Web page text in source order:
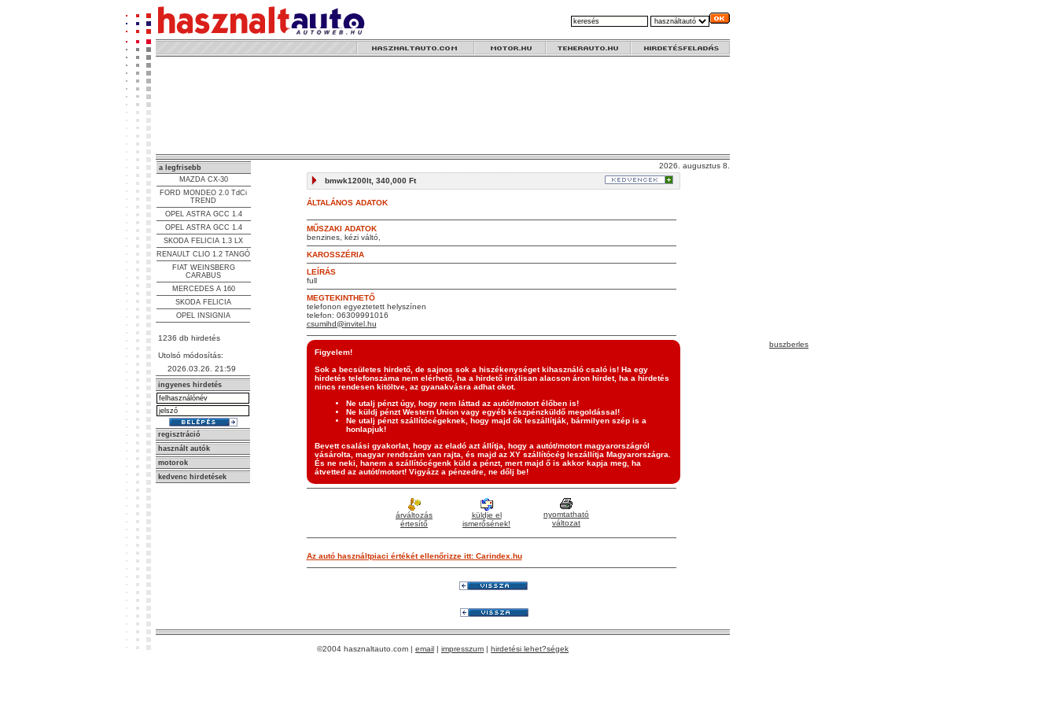
a legfrisebb
MAZDA CX-30
FORD MONDEO 2.0 TdCi
TREND
OPEL ASTRA GCC 1.4
OPEL ASTRA GCC 1.4
SKODA FELICIA 1.3 LX
RENAULT CLIO 1.2 TANGÓ
FIAT WEINSBERG
CARABUS
MERCEDES A 160
SKODA FELICIA
OPEL INSIGNIA
1236 db hirdetés
Utolsó módosítás:
2026.03.26. 21:59
ingyenes hirdetés
regisztráció
használt autók
motorok
kedvenc hirdetések
2026. augusztus 8.
bmwk1200lt, 340,000 Ft
ÁLTALÁNOS ADATOK
MŰSZAKI ADATOK
benzines, kézi váltó,
KAROSSZÉRIA
LEÍRÁS
full
MEGTEKINTHETŐ
telefonon egyeztetett helyszínen
telefon: 06309991016
csumihd@invitel.hu
Figyelem!
Sok a becsületes hirdető, de sajnos sok a hiszékenységet kihasználó csaló is! Ha egy
hirdetés telefonszáma nem elérhető, ha a hirdető irrálisan alacson áron hirdet, ha a hirdetés
nincs rendesen kitöltve, az gyanakvásra adhat okot.
Ne utalj pénzt úgy, hogy nem láttad az autót/motort élőben is!
Ne küldj pénzt Western Union vagy egyéb készpénzküldő megoldással!
Ne utalj pénzt szállítócégeknek, hogy majd ők leszállítják, bármilyen szép is a
honlapjuk!
Bevett csalási gyakorlat, hogy az eladó azt állítja, hogy a autót/motort magyarországról
vásárolta, magyar rendszám van rajta, és majd az XY szállítócég leszállítja Magyarországra.
És ne neki, hanem a szállítócégenk küld a pénzt, mert majd ő is akkor kapja meg, ha
átvetted az autót/motort! Vigyázz a pénzedre, ne dőlj be!
árváltozás
értesítő
küldje el
ismerősének!
nyomtatható
változat
Az autó használtpiaci értékét ellenőrizze itt: Carindex.hu
©2004 hasznaltauto.com | email | impresszum | hirdetési lehet?ségek
buszberles